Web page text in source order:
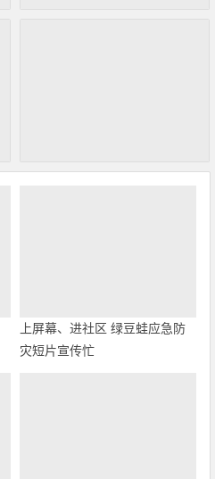
上屏幕、进社区 绿豆蛙应急防
灾短片宣传忙